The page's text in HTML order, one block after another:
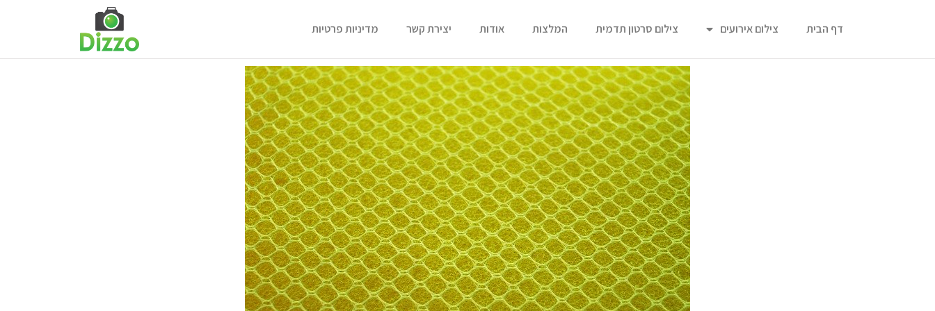
דף הבית צילום אירועים צילום סרטון תדמית המלצות אודות יצירת קשר מדיניות פרטיות